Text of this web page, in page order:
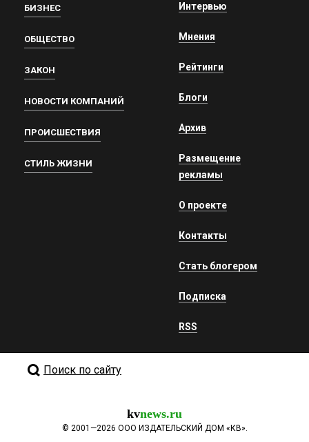
БИЗНЕС
ОБЩЕСТВО
ЗАКОН
НОВОСТИ КОМПАНИЙ
ПРОИСШЕСТВИЯ
СТИЛЬ ЖИЗНИ
Интервью
Мнения
Рейтинги
Блоги
Архив
Размещение
рекламы
О проекте
Контакты
Стать блогером
Подписка
RSS
Поиск по сайту
kvnews.ru
© 2001—2026 ООО ИЗДАТЕЛЬСКИЙ ДОМ «КВ».